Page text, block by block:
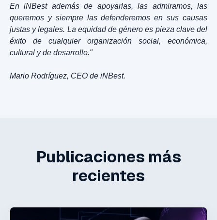
En iNBest además de apoyarlas, las admiramos, las
queremos y siempre las defenderemos en sus causas
justas y legales. La equidad de género es pieza clave del
éxito de cualquier organización social, económica,
cultural y de desarrollo."
Mario Rodríguez, CEO de iNBest.
Publicaciones más
recientes